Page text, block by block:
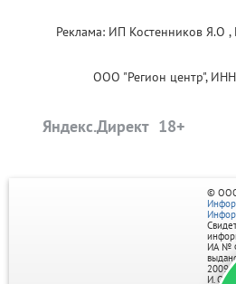
Реклама: ИП Костенников Я.О
ООО "Регион центр",
Яндекс.Директ
©
ИА №
2009г.
И. О.